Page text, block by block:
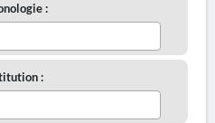
:
: